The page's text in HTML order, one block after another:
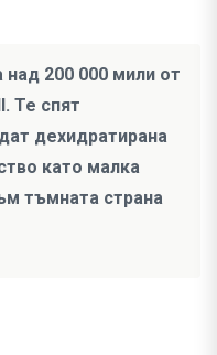
над 200 000 мили от
Те спят
дехидратирана
като малка
тъмната страна